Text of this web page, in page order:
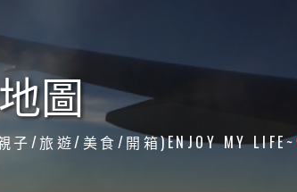
圖
/旅遊/美食/開箱)ENJOY MY LIFE~